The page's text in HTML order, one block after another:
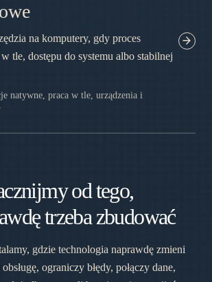
na komputery, gdy proces
tle, dostępu do systemu albo stabilnej
natywne, praca w tle, urządzenia i
od tego,
trzeba zbudować
gdzie technologia naprawdę zmieni
ograniczy błędy, połączy dane,